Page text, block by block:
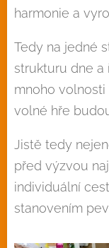
harmonie a
Tedy na jedné
strukturu dne a
mnoho
volné hře
Jistě tedy
před výzvou
individuální
stanovením